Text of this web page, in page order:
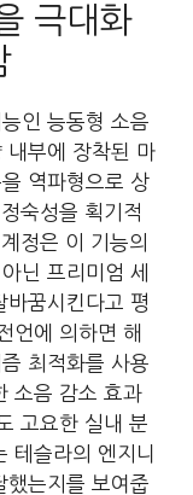
극대화
인 능동형 소음
내부에 장착된 마
역파형으로 상
숙성을 획기적
정은 이 기능의
닌 프리미엄 세
바꿈시킨다고 평
언에 의하면 해
최적화를 사용
소음 감소 효과
고요한 실내 분
테슬라의 엔지니
했는지를 보여줍